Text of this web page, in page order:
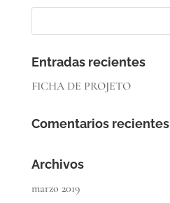
Entradas recientes
FICHA DE PROJETO
Comentarios recientes
Archivos
marzo 2019